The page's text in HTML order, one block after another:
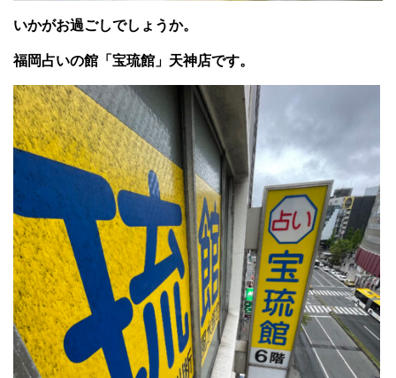
いかがお過ごしでしょうか。
福岡占いの館「宝琉館」天神店です。